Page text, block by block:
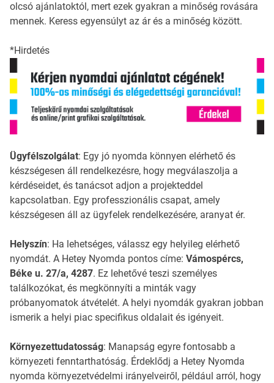
olcsó ajánlatoktól, mert ezek gyakran a minőség rovására
mennek. Keress egyensúlyt az ár és a minőség között.
*Hirdetés
Ügyfélszolgálat: Egy jó nyomda könnyen elérhető és
készségesen áll rendelkezésre, hogy megválaszolja a
kérdéseidet, és tanácsot adjon a projekteddel
kapcsolatban. Egy professzionális csapat, amely
készségesen áll az ügyfelek rendelkezésére, aranyat ér.
Helyszín: Ha lehetséges, válassz egy helyileg elérhető
nyomdát. A Hetey Nyomda pontos címe: Vámospércs,
Béke u. 27/a, 4287. Ez lehetővé teszi személyes
találkozókat, és megkönnyíti a minták vagy
próbanyomatok átvételét. A helyi nyomdák gyakran jobban
ismerik a helyi piac specifikus oldalait és igényeit.
Környezettudatosság: Manapság egyre fontosabb a
környezeti fenntarthatóság. Érdeklődj a Hetey Nyomda
nyomda környezetvédelmi irányelveiről, például arról, hogy